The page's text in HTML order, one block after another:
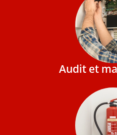
Audit et